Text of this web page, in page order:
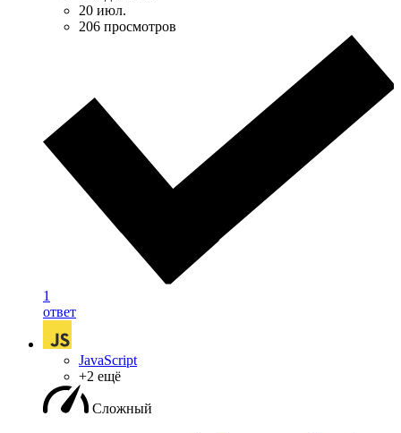
20 июл.
206 просмотров
1
ответ
JavaScript
+2 ещё
Сложный